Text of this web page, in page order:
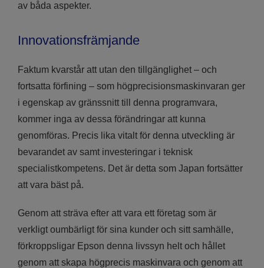
av båda aspekter.
Innovationsfrämjande
Faktum kvarstår att utan den tillgänglighet – och
fortsatta förfining – som högprecisionsmaskinvaran ger
i egenskap av gränssnitt till denna programvara,
kommer inga av dessa förändringar att kunna
genomföras. Precis lika vitalt för denna utveckling är
bevarandet av samt investeringar i teknisk
specialistkompetens. Det är detta som Japan fortsätter
att vara bäst på.
Genom att sträva efter att vara ett företag som är
verkligt oumbärligt för sina kunder och sitt samhälle,
förkroppsligar Epson denna livssyn helt och hållet
genom att skapa högprecis maskinvara och genom att